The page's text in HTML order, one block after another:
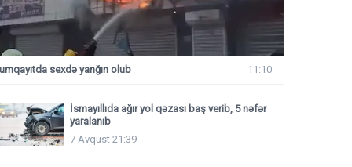
sexdə yanğın olub 11:10
İsmayıllıda ağır yol qəzası baş verib, 5 nəfər
yaralanıb
7 Avqust 21:39